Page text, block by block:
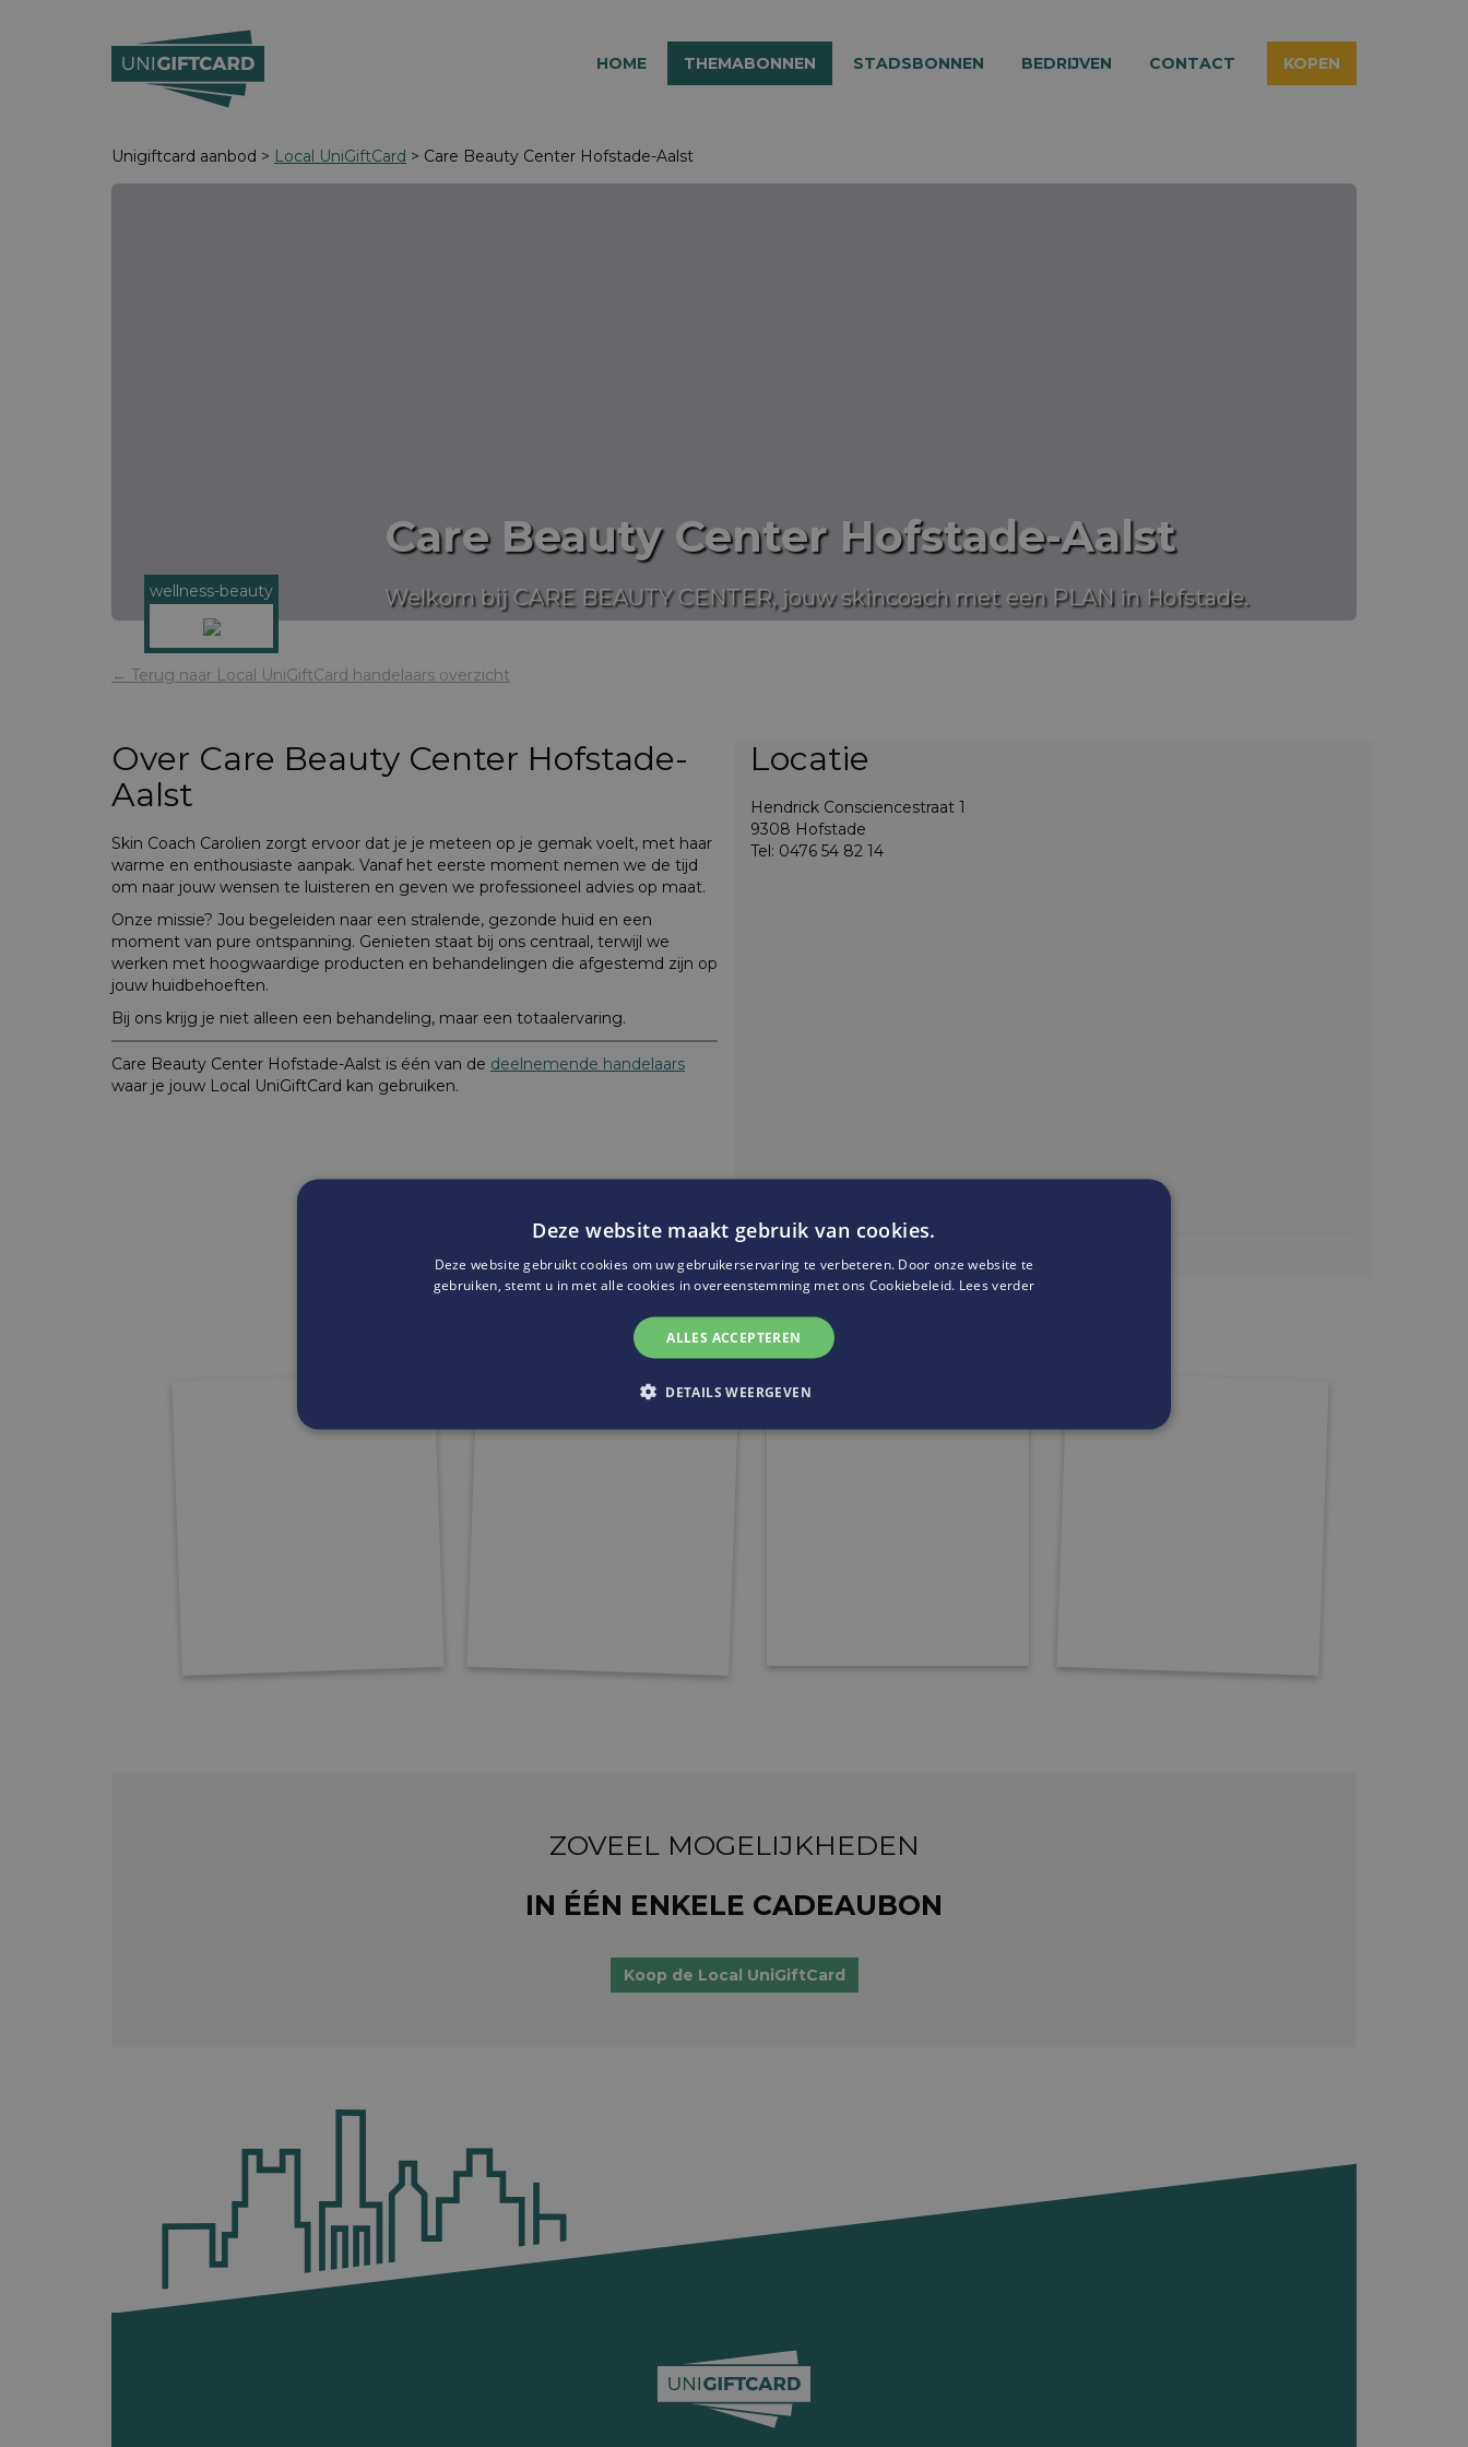
HOME THEMABONNEN STADSBONNEN BEDRIJVEN CONTACT KOPEN
Unigiftcard aanbod > Local UniGiftCard > Care Beauty Center Hofstade-Aalst
Care Beauty Center Hofstade-Aalst
Welkom bij CARE BEAUTY CENTER, jouw skincoach met een PLAN in Hofstade.
wellness-beauty
← Terug naar Local UniGiftCard handelaars overzicht
Over Care Beauty Center Hofstade-
Aalst
Skin Coach Carolien zorgt ervoor dat je je meteen op je gemak voelt, met haar
warme en enthousiaste aanpak. Vanaf het eerste moment nemen we de tijd
om naar jouw wensen te luisteren en geven we professioneel advies op maat.
Onze missie? Jou begeleiden naar een stralende, gezonde huid en een
moment van pure ontspanning. Genieten staat bij ons centraal, terwijl we
werken met hoogwaardige producten en behandelingen die afgestemd zijn op
jouw huidbehoeften.
Bij ons krijg je niet alleen een behandeling, maar een totaalervaring.
Care Beauty Center Hofstade-Aalst is één van de deelnemende handelaars
waar je jouw Local UniGiftCard kan gebruiken.
Locatie
Hendrick Consciencestraat 1
9308 Hofstade
Tel: 0476 54 82 14
Website:http://www.carepersonalbeauty.be
ZOVEEL MOGELIJKHEDEN
IN ÉÉN ENKELE CADEAUBON
Koop de Local UniGiftCard
Deze website maakt gebruik van cookies.
Deze website gebruikt cookies om uw gebruikerservaring te verbeteren. Door onze website te
gebruiken, stemt u in met alle cookies in overeenstemming met ons Cookiebeleid. Lees verder
ALLES ACCEPTEREN
DETAILS WEERGEVEN